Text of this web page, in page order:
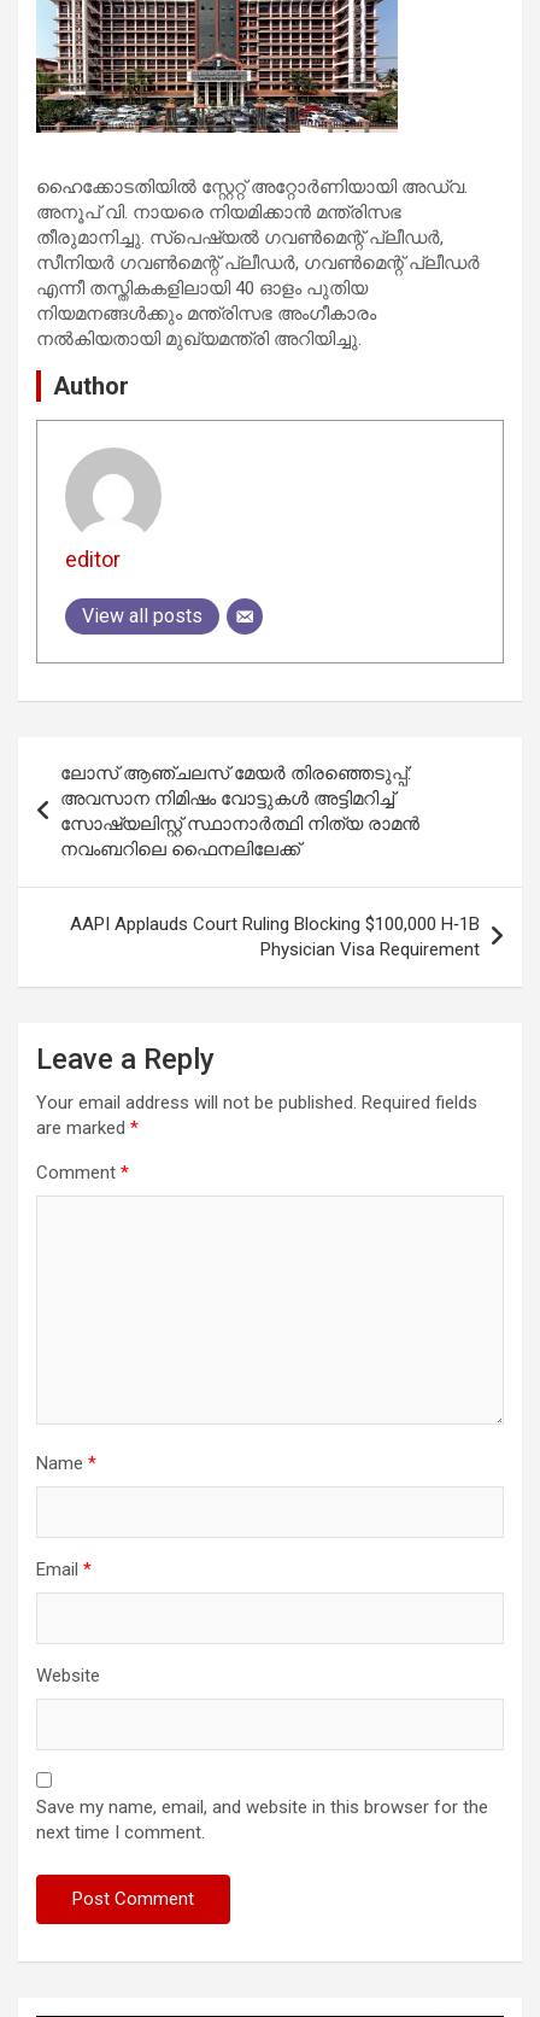
ഹൈക്കോടതിയില്‍ സ്റ്റേറ്റ് അറ്റോര്‍ണിയായി അഡ്വ.
അനൂപ് വി. നായരെ നിയമിക്കാന്‍ മന്ത്രിസഭ
തീരുമാനിച്ചു. സ്‌പെഷ്യല്‍ ഗവണ്‍മെന്റ് പ്ലീഡര്‍,
സീനിയര്‍ ഗവണ്‍മെന്റ് പ്ലീഡര്‍, ഗവണ്‍മെന്റ് പ്ലീഡര്‍
എന്നീ തസ്തികകളിലായി 40 ഓളം പുതിയ
നിയമനങ്ങള്‍ക്കും മന്ത്രിസഭ അംഗീകാരം
നല്‍കിയതായി മുഖ്യമന്ത്രി അറിയിച്ചു.
Author
editor
View all posts
navigation
ലോസ് ആഞ്ചലസ് മേയർ തിരഞ്ഞെടുപ്പ്:
അവസാന നിമിഷം വോട്ടുകൾ അട്ടിമറിച്ച്
സോഷ്യലിസ്റ്റ് സ്ഥാനാർത്ഥി നിത്യ രാമൻ
നവംബറിലെ ഫൈനലിലേക്ക്
AAPI Applauds Court Ruling Blocking $100,000 H‑1B
Physician Visa Requirement
Leave a Reply
Your email address will not be published. Required fields
are marked *
Comment *
Name *
Email *
Website
Save my name, email, and website in this browser for the
next time I comment.